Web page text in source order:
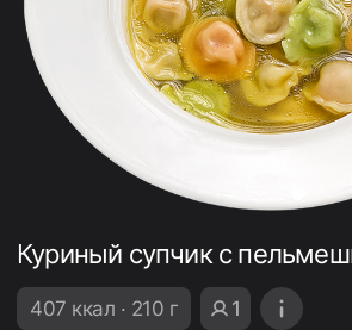
Куриный супчик с
407 ккал · 210 г 1